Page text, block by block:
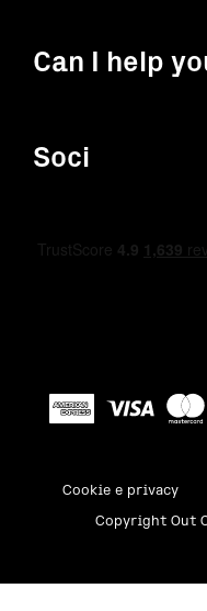
Can I help
Soci
Cookie e privacy
Copyright Out